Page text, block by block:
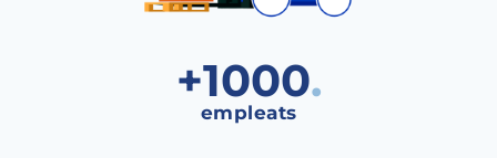
The Logical Way.
El teu operador
empleats
+1000.